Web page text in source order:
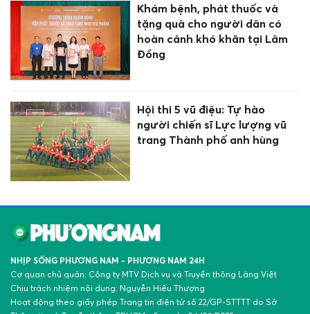
Khám bệnh, phát thuốc và
tặng quà cho người dân có
hoàn cảnh khó khăn tại Lâm
Đồng
Hội thi 5 vũ điệu: Tự hào
người chiến sĩ Lực lượng vũ
trang Thành phố anh hùng
NHỊP SỐNG PHƯƠNG NAM - PHƯƠNG NAM 24H
Cơ quan chủ quản: Công ty MTV Dịch vụ và Truyền thông Làng Việt
Chịu trách nhiệm nội dung: Nguyễn Hiếu Thượng
Hoạt động theo giấy phép Trang tin điện tử số 22/GP-STTTT do Sở